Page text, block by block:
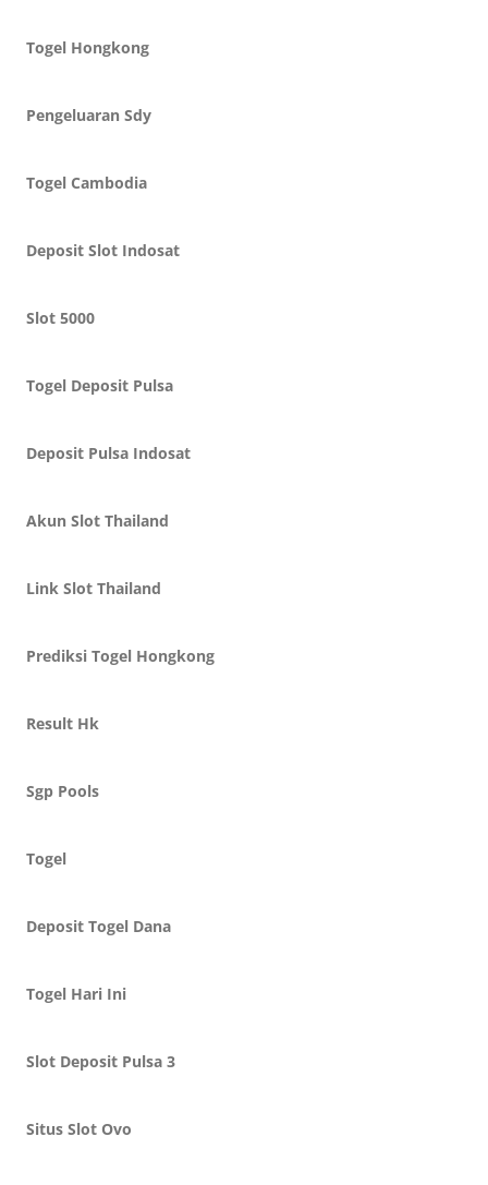
Togel Hongkong
Pengeluaran Sdy
Togel Cambodia
Deposit Slot Indosat
Slot 5000
Togel Deposit Pulsa
Deposit Pulsa Indosat
Akun Slot Thailand
Link Slot Thailand
Prediksi Togel Hongkong
Result Hk
Sgp Pools
Togel
Deposit Togel Dana
Togel Hari Ini
Slot Deposit Pulsa 3
Situs Slot Ovo